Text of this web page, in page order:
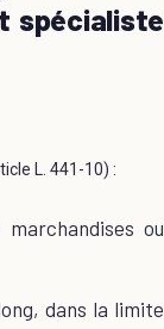
spécialiste
L. 441-10) :
ou
dans la limite